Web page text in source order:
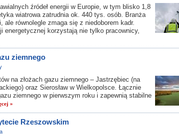
źródeł energii w Europie, w tym blisko 1,8
wiatrowa zatrudnia ok. 440 tys. osób. Branża
równolegle zmaga się z niedoborem kadr.
energetycznej korzystają nie tylko pracownicy,
ziemnego
na złożach gazu ziemnego – Jastrzębiec (na
oraz Sierosław w Wielkopolsce. Łącznie
ziemnego w pierwszym roku i zapewnią stabilne
»
Rzeszowskim